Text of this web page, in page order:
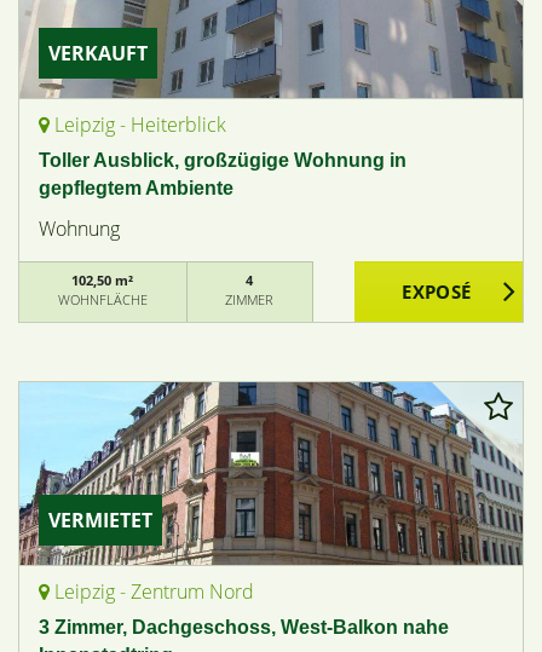
VERKAUFT
Leipzig - Heiterblick
Toller Ausblick, großzügige Wohnung in
gepflegtem Ambiente
Wohnung
102,50 m²
WOHNFLÄCHE
4
ZIMMER
VERMIETET
Leipzig - Zentrum Nord
3 Zimmer, Dachgeschoss, West-Balkon nahe